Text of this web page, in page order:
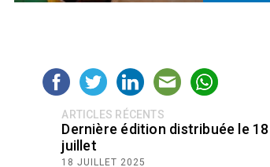
ARTICLES RÉCENTS
Dernière édition distribuée le 18
juillet
18 JUILLET 2025